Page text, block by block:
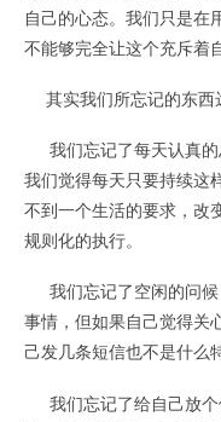
自己的心态。我们只是在
不能够完全让这个充斥着
其实我们所忘记的东西
我们忘记了每天认真的
我们觉得每天只要持续这
不到一个生活的要求，改
规则化的执行。
我们忘记了空闲的问候
事情，但如果自己觉得关
己发几条短信也不是什么
我们忘记了给自己放个